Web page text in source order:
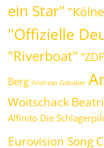
ein Star"
"Offizielle
"Riverboat"
Berg Andreas Gabalier
Woitschack
Alfinito Die
Eurovision Song